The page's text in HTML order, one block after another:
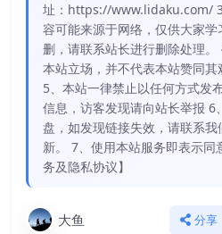
址：https://www.lidaku.com/
容可能来源于网络，仅供大家
删，请联系站长进行删除处理
本站立场，并不代表本站赞同其
5、本站一律禁止以任何方式发
信息，访客发现请向站长举报 6
盘，如发现链接失效，请联系
新。 7、使用本站服务即表示同
务及隐私协议】
大鱼 分享